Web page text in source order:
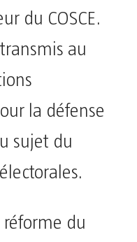
du COSCE.
au
la défense
sujet du
réforme du